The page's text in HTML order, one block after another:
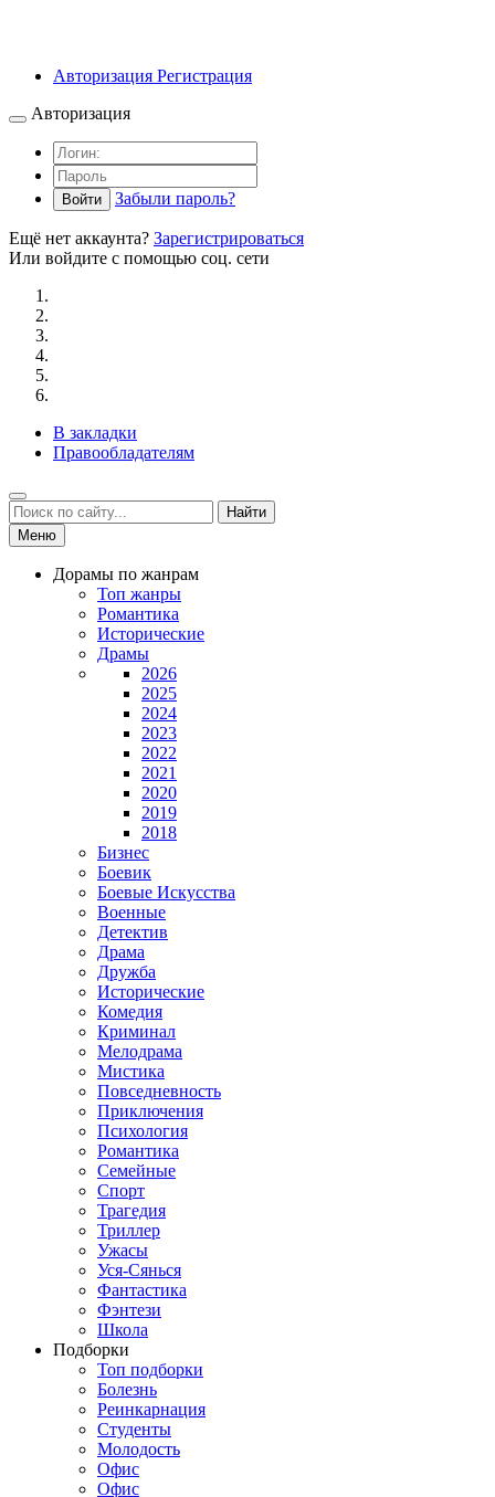
Авторизация Регистрация
Авторизация
Войти Забыли пароль?
Ещё нет аккаунта? Зарегистрироваться
Или войдите с помощью соц. сети
В закладки
Правообладателям
Найти
Меню
Дорамы по жанрам
Топ жанры
Романтика
Исторические
Драмы
2026
2025
2024
2023
2022
2021
2020
2019
2018
Бизнес
Боевик
Боевые Искусства
Военные
Детектив
Драма
Дружба
Исторические
Комедия
Криминал
Мелодрама
Мистика
Повседневность
Приключения
Психология
Романтика
Семейные
Спорт
Трагедия
Триллер
Ужасы
Уся-Сянься
Фантастика
Фэнтези
Школа
Подборки
Топ подборки
Болезнь
Реинкарнация
Студенты
Молодость
Офис
Офис